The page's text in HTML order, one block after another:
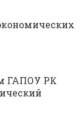
ГАПОУ РК